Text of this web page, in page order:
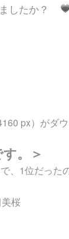
したか？
px）がダウ
。＞
、1位だった
桜